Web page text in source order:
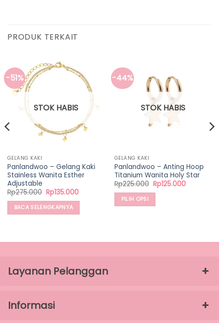
PRODUK TERKAIT
-51%
STOK HABIS
GELANG KAKI
Panlandwoo – Gelang Kaki
Stainless Wanita Esther
Adjustable
Rp275.000 Harga
aslinya
adalah:
Rp275.000.
Rp135.000Harga
Rp135.000.
BACA SELENGKAPNYA
-44%
STOK HABIS
GELANG KAKI
Panlandwoo – Anting Hoop
Titanium Wanita Holy Star
Rp225.000 Harga
aslinya
Rp125.000Harga
PILIH OPSI
beberapa
Layanan Pelanggan
Informasi